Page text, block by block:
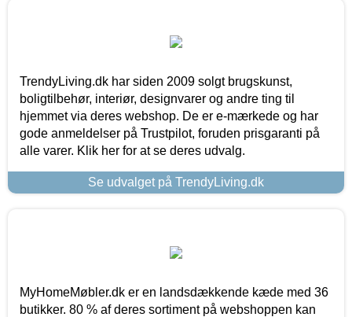
TrendyLiving.dk har siden 2009 solgt brugskunst,
boligtilbehør, interiør, designvarer og andre ting til
hjemmet via deres webshop. De er e-mærkede og har
gode anmeldelser på Trustpilot, foruden prisgaranti på
alle varer. Klik her for at se deres udvalg.
Se udvalget på TrendyLiving.dk
MyHomeMøbler.dk er en landsdækkende kæde med 36
butikker. 80 % af deres sortiment på webshoppen kan